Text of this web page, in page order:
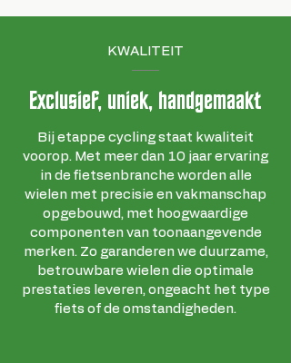
KWALITEIT
Exclusief, uniek, handgemaakt
Bij etappe cycling staat kwaliteit
voorop. Met meer dan 10 jaar ervaring
in de fietsenbranche worden alle
wielen met precisie en vakmanschap
opgebouwd, met hoogwaardige
componenten van toonaangevende
merken. Zo garanderen we duurzame,
betrouwbare wielen die optimale
prestaties leveren, ongeacht het type
fiets of de omstandigheden.